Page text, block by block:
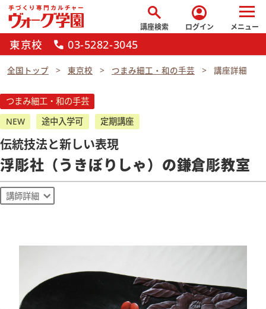
search
講座検索
account_circle
ログイン メニュー
東京校 call 03-5282-3045
全国トップ 東京校 つまみ細工・和の手芸 講座詳細
つまみ細工・和の手芸
NEW
途中入学可 定期講座
伝統技法と新しい表現
浮彫社（うきぼりしゃ）の鎌倉彫教室
講師詳細